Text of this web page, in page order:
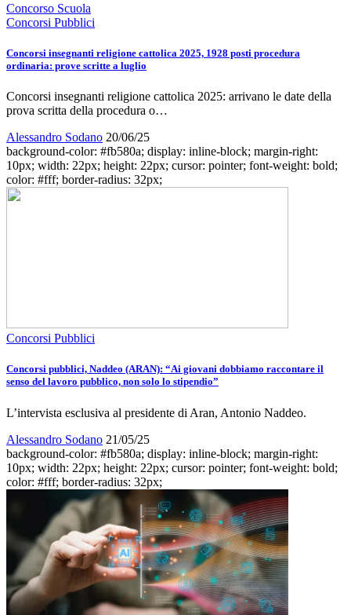
Concorso Scuola
Concorsi Pubblici
Concorsi insegnanti religione cattolica 2025, 1928 posti procedura
ordinaria: prove scritte a luglio
Concorsi insegnanti religione cattolica 2025: arrivano le date della
prova scritta della procedura o…
Alessandro Sodano 20/06/25
background-color: #fb580a; display: inline-block; margin-right:
10px; width: 22px; height: 22px; cursor: pointer; font-weight: bold;
color: #fff; border-radius: 32px;
Concorsi Pubblici
Concorsi pubblici, Naddeo (ARAN): “Ai giovani dobbiamo raccontare il
senso del lavoro pubblico, non solo lo stipendio”
L’intervista esclusiva al presidente di Aran, Antonio Naddeo.
Alessandro Sodano 21/05/25
background-color: #fb580a; display: inline-block; margin-right:
10px; width: 22px; height: 22px; cursor: pointer; font-weight: bold;
color: #fff; border-radius: 32px;